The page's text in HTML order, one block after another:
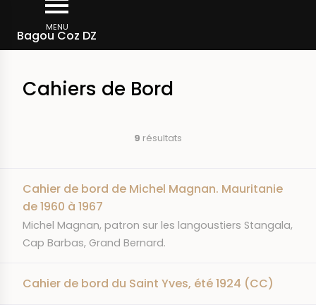
contenu
MENU
Bagou Coz DZ
d'Ariane
Archives
Cahiers de Bord
9 résultats
Cahier de bord de Michel Magnan. Mauritanie
de 1960 à 1967
RÉSUMÉ
Michel Magnan, patron sur les langoustiers Stangala,
Cap Barbas, Grand Bernard.
Cahier de bord du Saint Yves, été 1924 (CC)